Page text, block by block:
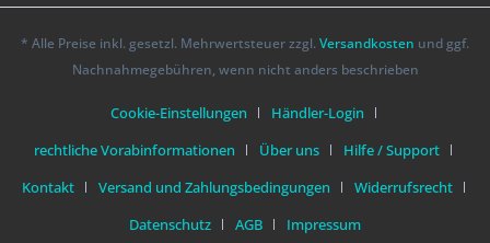
* Alle Preise inkl. gesetzl. Mehrwertsteuer zzgl. Versandkosten und ggf.
Nachnahmegebühren, wenn nicht anders beschrieben
Cookie-Einstellungen
Händler-Login
rechtliche Vorabinformationen
Über uns
Hilfe / Support
Kontakt
Versand und Zahlungsbedingungen
Widerrufsrecht
Datenschutz
AGB Impressum